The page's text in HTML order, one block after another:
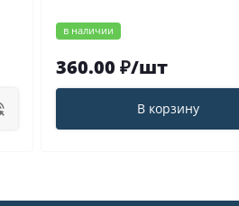
в наличии
360.00 ₽/шт
В корзину